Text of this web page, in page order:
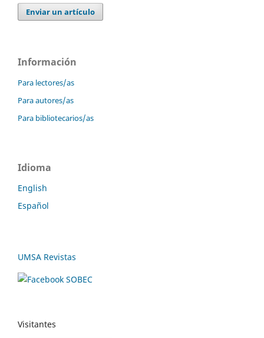
Enviar un artículo
Información
Para lectores/as
Para autores/as
Para bibliotecarios/as
Idioma
English
Español
UMSA Revistas
Visitantes